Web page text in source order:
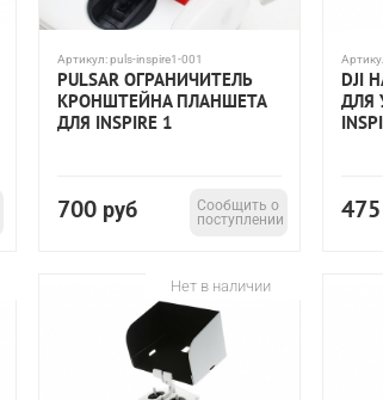
Артикул:puls-inspire1-001
PULSAR ОГРАНИЧИТЕЛЬ
КРОНШТЕЙНА ПЛАНШЕТА
ДЛЯ INSPIRE 1
700 руб
Сообщить о
поступлении
DJI
ДЛЯ
475
Нет в наличии